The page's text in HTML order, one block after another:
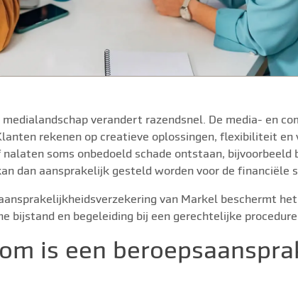
medialandschap verandert razendsnel. De media- en
rekenen op creatieve oplossingen, flexibiliteit en
nalaten soms onbedoeld schade ontstaan,
dan aansprakelijk gesteld worden voor de financiële
van Markel beschermt
bijstand en begeleiding bij een gerechtelijke procedure.
is een